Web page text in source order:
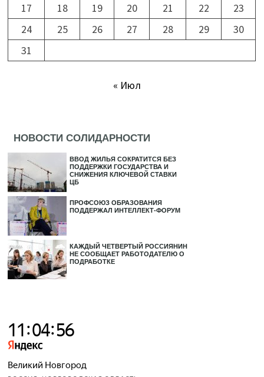
17
18 19 20 21 22
23
24
25 26 27 28 29
30
31
« Июл
НОВОСТИ СОЛИДАРНОСТИ
ВВОД ЖИЛЬЯ СОКРАТИТСЯ БЕЗ
ПОДДЕРЖКИ ГОСУДАРСТВА И
СНИЖЕНИЯ КЛЮЧЕВОЙ СТАВКИ
ЦБ
ПРОФСОЮЗ ОБРАЗОВАНИЯ
ПОДДЕРЖАЛ ИНТЕЛЛЕКТ-ФОРУМ
КАЖДЫЙ ЧЕТВЕРТЫЙ РОССИЯНИН
НЕ СООБЩАЕТ РАБОТОДАТЕЛЮ О
ПОДРАБОТКЕ